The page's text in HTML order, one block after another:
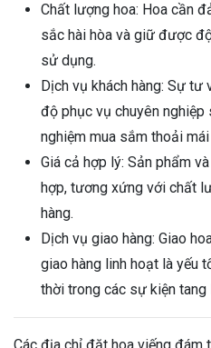
Chất lượng hoa: Hoa cần
sắc hài hòa và giữ được
sử dụng.
Dịch vụ khách hàng: Sự tư
độ phục vụ chuyên nghiệp
nghiệm mua sắm thoải mái
Giá cả hợp lý: Sản phẩm
hợp, tương xứng với chất
hàng.
Dịch vụ giao hàng: Giao
giao hàng linh hoạt là yếu
thời trong các sự kiện tang